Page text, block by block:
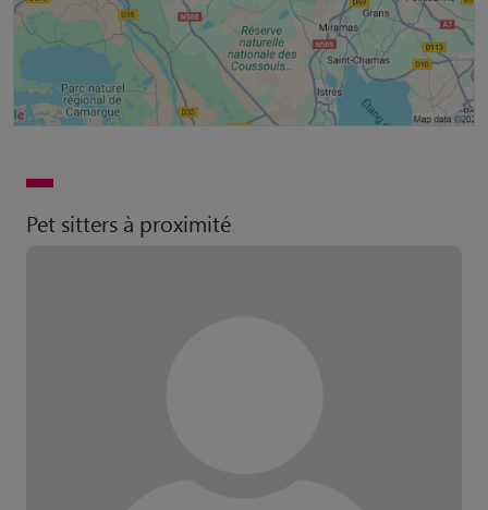
Pet sitters à proximité